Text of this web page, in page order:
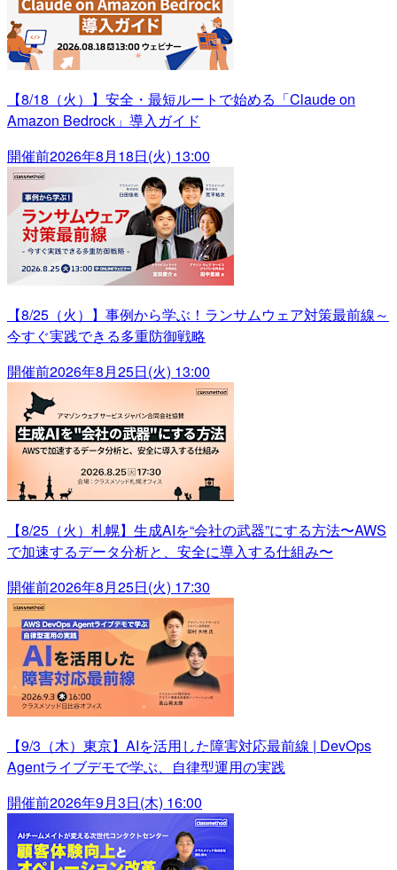
【8/18（火）】安全・最短ルートで始める「Claude on
Amazon Bedrock」導入ガイド
開催前2026年8月18日(火) 13:00
【8/25（火）】事例から学ぶ！ランサムウェア対策最前線～
今すぐ実践できる多重防御戦略
開催前2026年8月25日(火) 13:00
【8/25（火）札幌】生成AIを“会社の武器”にする方法〜AWS
で加速するデータ分析と、安全に導入する仕組み〜
開催前2026年8月25日(火) 17:30
【9/3（木）東京】AIを活用した障害対応最前線 | DevOps
Agentライブデモで学ぶ、自律型運用の実践
開催前2026年9月3日(木) 16:00